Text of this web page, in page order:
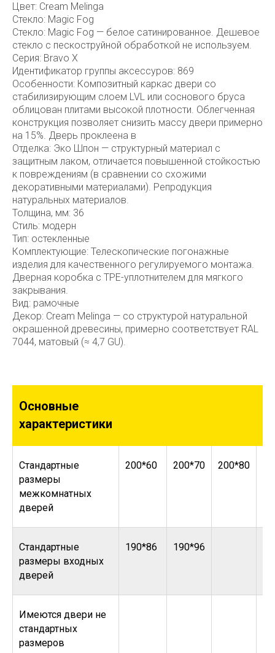
Цвет: Cream Melinga
Стекло: Magic Fog
Стекло: Magic Fog — белое сатинированное. Дешевое
стекло с пескоструйной обработкой не используем.
Серия: Bravo X
Идентификатор группы аксессуров: 869
Особенности: Композитный каркас двери со
стабилизирующим слоем LVL или соснового бруса
облицован плитами высокой плотности. Облегченная
конструкция позволяет снизить массу двери примерно
на 15%. Дверь проклеена в
Отделка: Эко Шпон — структурный материал с
защитным лаком, отличается повышенной стойкостью
к повреждениям (в сравнении со схожими
декоративными материалами). Репродукция
натуральных материалов.
Толщина, мм: 36
Стиль: модерн
Тип: остекленные
Комплектующие: Телескопические погонажные
изделия для качественного регулируемого монтажа.
Дверная коробка с TPE-уплотнителем для мягкого
закрывания.
Вид: рамочные
Декор: Cream Melinga — со структурой натуральной
окрашенной древесины, примерно соответствует RAL
7044, матовый (≈ 4,7 GU).
Основные
характеристики
Стандартные
размеры
межкомнатных
дверей
200*60 200*70 200*80
Стандартные
размеры входных
дверей
190*86 190*96
Имеются двери не
стандартных
размеров